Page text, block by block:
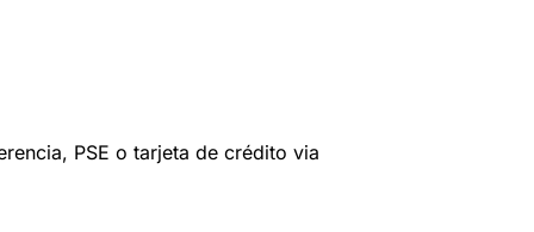
PSE o tarjeta de crédito via